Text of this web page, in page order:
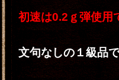
初速は0.2ｇ弾使用
文句なしの１級品で